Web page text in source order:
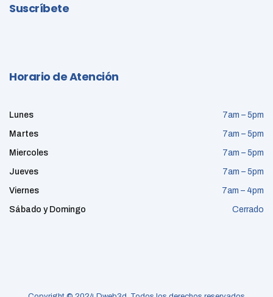
Suscríbete
Horario de Atención
Lunes 7am – 5pm
Martes 7am – 5pm
Miercoles 7am – 5pm
Jueves 7am – 5pm
Viernes 7am – 4pm
Sábado y Domingo Cerrado